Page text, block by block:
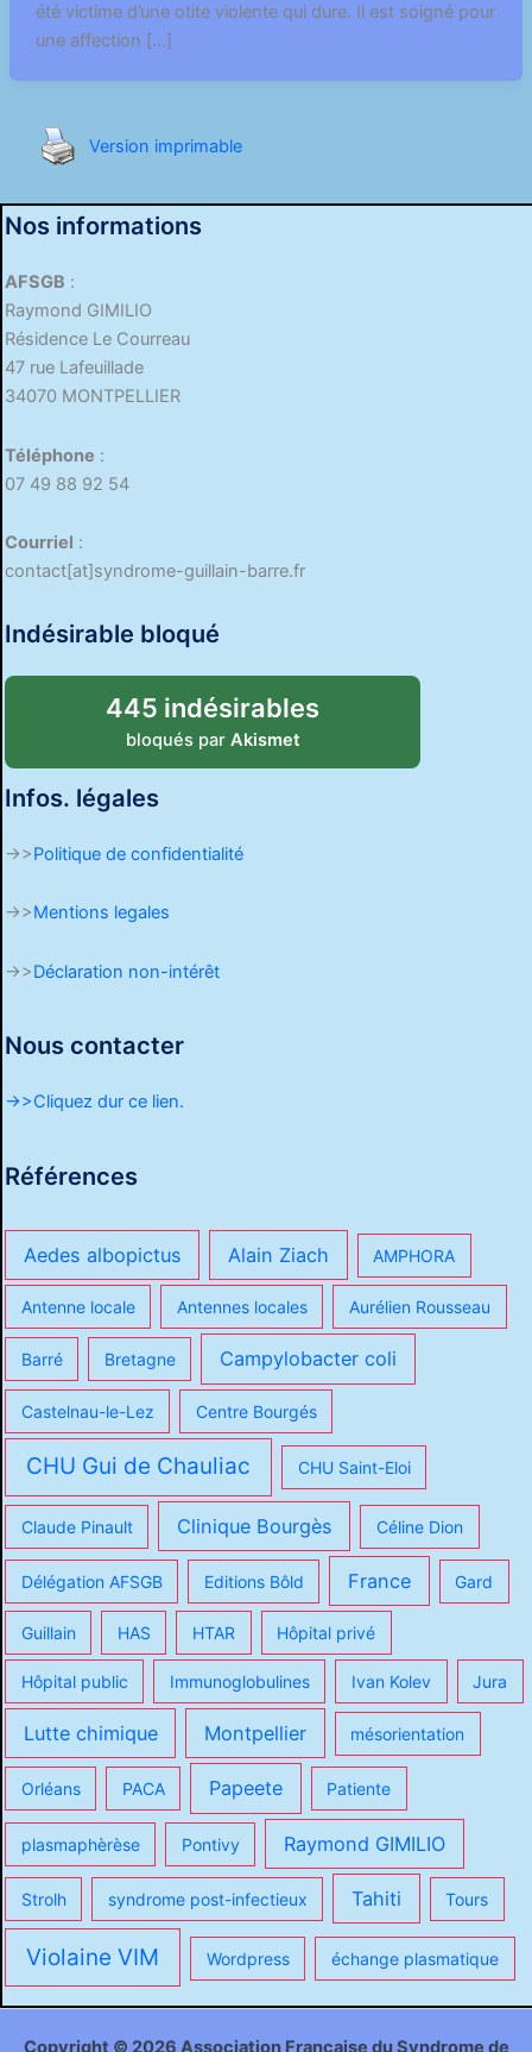
été victime d’une otite violente qui dure. Il est soigné pour
une affection […]
Version imprimable
Nos informations
AFSGB :
Raymond GIMILIO
Résidence Le Courreau
47 rue Lafeuillade
34070 MONTPELLIER
Téléphone :
07 49 88 92 54
Courriel :
contact[at]syndrome-guillain-barre.fr
Indésirable bloqué
445 indésirables
bloqués par Akismet
Infos. légales
->>Politique de confidentialité
->>Mentions legales
->>Déclaration non-intérêt
Nous contacter
->>Cliquez dur ce lien.
Références
Aedes albopictus Alain Ziach AMPHORA
Antenne locale Antennes locales Aurélien Rousseau
Barré Bretagne Campylobacter coli
Castelnau-le-Lez Centre Bourgés
CHU Gui de Chauliac CHU Saint-Eloi
Claude Pinault Clinique Bourgès Céline Dion
Délégation AFSGB Editions Bôld France Gard
Guillain HAS HTAR Hôpital privé
Hôpital public Immunoglobulines Ivan Kolev Jura
Lutte chimique Montpellier mésorientation
Orléans PACA Papeete Patiente
plasmaphèrèse Pontivy Raymond GIMILIO
Strolh syndrome post-infectieux Tahiti Tours
Violaine VIM Wordpress échange plasmatique
Copyright © 2026 Association Française du Syndrome de